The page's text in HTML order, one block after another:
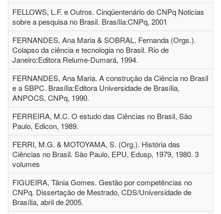
FELLOWS, L.F. e Outros. Cinqüentenário do CNPq Noticias
sobre a pesquisa no Brasil. Brasília:CNPq, 2001
FERNANDES, Ana Maria & SOBRAL, Fernanda (Orgs.).
Colapso da ciência e tecnologia no Brasil. Rio de
Janeiro:Editora Relume-Dumará, 1994.
FERNANDES, Ana Maria. A construção da Ciência no Brasil
e a SBPC. Brasília:Editora Universidade de Brasília,
ANPOCS, CNPq, 1990.
FERREIRA, M.C. O estudo das Ciências no Brasil, São
Paulo, Edicon, 1989.
FERRI, M.G. & MOTOYAMA, S. (Org.). História das
Ciências no Brasil. São Paulo, EPU, Edusp, 1979, 1980. 3
volumes
FIGUEIRA, Tânia Gomes. Gestão por competências no
CNPq. Dissertação de Mestrado, CDS/Universidade de
Brasília, abril de 2005.